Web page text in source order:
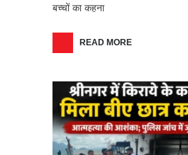
बच्चों का कहना
READ MORE